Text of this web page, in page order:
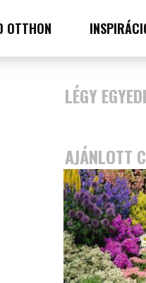
OTTHON
LÉGY
AJÁNLOTT